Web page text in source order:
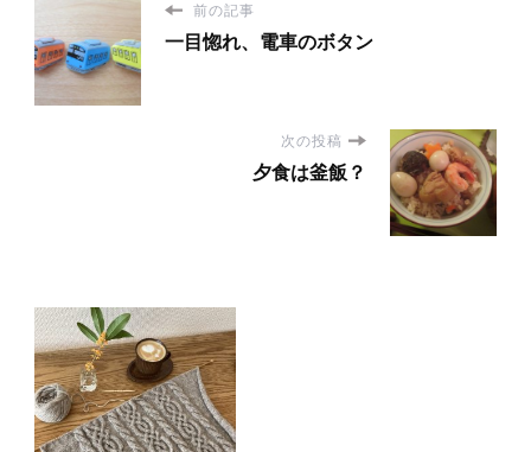
前の記事
一目惚れ、電車のボタン
次の投稿
夕食は釜飯？